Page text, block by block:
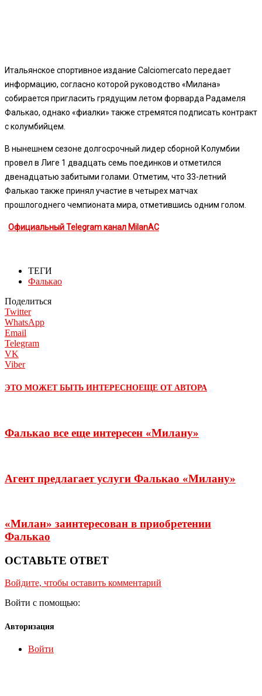
Итальянское спортивное издание Calciomercato передает
информацию, согласно которой руководство «Милана»
собирается пригласить грядущим летом форварда Радамеля
Фалькао, однако «фиалки» также стремятся подписать контракт
с колумбийцем.
В нынешнем сезоне долгосрочный лидер сборной Колумбии
провел в Лиге 1 двадцать семь поединков и отметился
двенадцатью забитыми голами. Отметим, что 33-летний
Фалькао также принял участие в четырех матчах
прошлогоднего чемпионата мира, отметившись одним голом.
Официальный Telegram канал MilanAC
ТЕГИ
Фалькао
Поделиться
Twitter
WhatsApp
Email
Telegram
VK
Viber
ЭТО МОЖЕТ БЫТЬ ИНТЕРЕСНОЕЩЕ ОТ АВТОРА
Фалькао все еще интересен «Милану»
Агент предлагает услуги Фалькао «Милану»
«Милан» заинтересован в приобретении
Фалькао
ОСТАВЬТЕ ОТВЕТ
Войдите, чтобы оставить комментарий
Войти с помощью:
Авторизация
Войти